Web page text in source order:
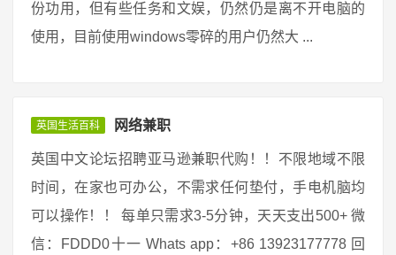
份功用，但有些任务和文娱，仍然仍是离不开电脑的
使用，目前使用windows零碎的用户仍然大 ...
英国生活百科 网络兼职
英国中文论坛招聘亚马逊兼职代购！！不限地域不限
时间，在家也可办公，不需求任何垫付，手电机脑均
可以操作！！ 每单只需求3-5分钟，天天支出500+ 微
信：FDDD0十一 Whats app：+86 13923177778 回